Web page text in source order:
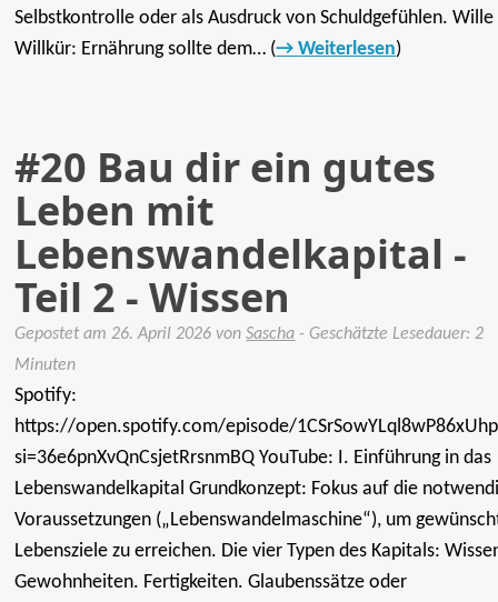
Selbstkontrolle oder als Ausdruck von Schuldgefühlen. Wille
Willkür: Ernährung sollte dem… (
Weiterlesen)
#20 Bau dir ein gutes
Leben mit
Lebenswandelkapital -
Teil 2 - Wissen
Gepostet am26. April 2026vonSascha - Geschätzte Lesedauer: 2
Minuten
Spotify:
https://open.spotify.com/episode/
si=36e6pnXvQnCsjetRrsnmBQ YouTube: I. Einführung in das
Lebenswandelkapital Grundkonzept: Fokus auf die
Voraussetzungen („Lebenswandelmaschine“), um
Lebensziele zu erreichen. Die vier Typen des Kapitals:
Gewohnheiten. Fertigkeiten. Glaubenssätze oder